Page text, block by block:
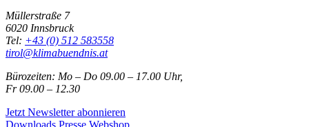
Müllerstraße 7
6020 Innsbruck
Tel: +43 (0) 512 583558
tirol@klimabuendnis.at
Bürozeiten: Mo – Do 09.00 – 17.00 Uhr,
Fr 09.00 – 12.30
Jetzt Newsletter abonnieren